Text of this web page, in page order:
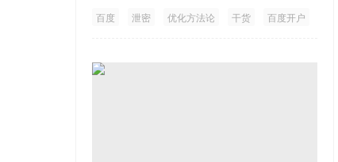
百度 泄密 优化方法论 干货 百度开户